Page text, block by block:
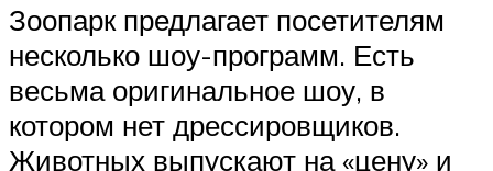
Зоопарк предлагает посетителям
несколько шоу-программ. Есть
весьма оригинальное шоу, в
котором нет дрессировщиков.
Животных выпускают на «цену» и